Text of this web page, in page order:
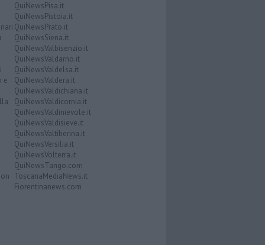
e
QuiNewsPisa.it
QuiNewsPistoia.it
QuiNewsPrato.it
QuiNewsSiena.it
QuiNewsValbisenzio.it
QuiNewsValdarno.it
QuiNewsValdelsa.it
QuiNewsValdera.it
QuiNewsValdichiana.it
QuiNewsValdicornia.it
QuiNewsValdinievole.it
QuiNewsValdisieve.it
QuiNewsValtiberina.it
QuiNewsVersilia.it
QuiNewsVolterra.it
QuiNewsTango.com
ToscanaMediaNews.it
Fiorentinanews.com